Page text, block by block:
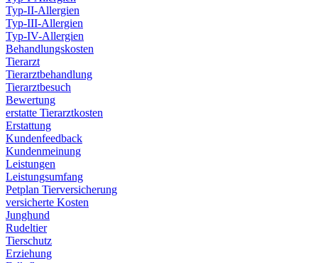
Typ-II-Allergien
Typ-III-Allergien
Typ-IV-Allergien
Behandlungskosten
Tierarzt
Tierarztbehandlung
Tierarztbesuch
Bewertung
erstatte Tierarztkosten
Erstattung
Kundenfeedback
Kundenmeinung
Leistungen
Leistungsumfang
Petplan Tierversicherung
versicherte Kosten
Junghund
Rudeltier
Tierschutz
Erziehung